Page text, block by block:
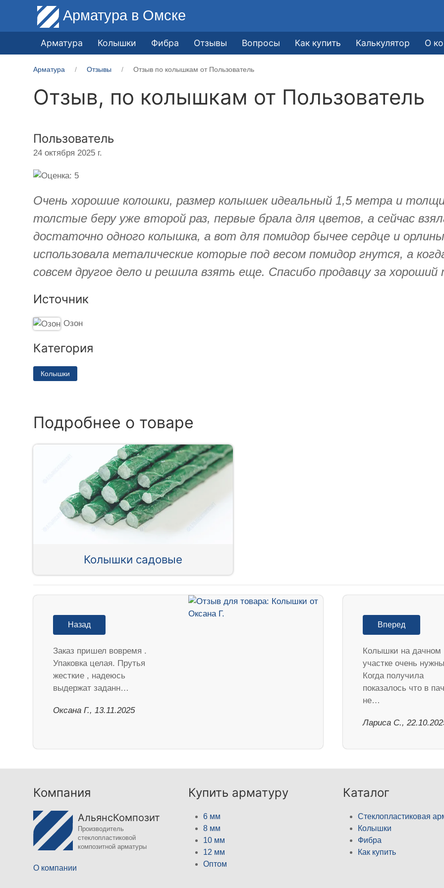
Арматура в Омске
Арматура Колышки Фибра Отзывы Вопросы Как купить Калькулятор О
Арматура Отзывы Отзыв по колышкам от Пользователь
Отзыв, по колышкам от Пользователь
Пользователь
24 октября 2025 г.
Очень хорошие колошки, размер колышек идеальный 1,5 метра и
толстые беру уже второй раз, первые брала для цветов, а сейчас
достаточно одного колышка, а вот для помидор бычее сердце и
использовала металические которые под весом помидор гнутся, а
совсем другое дело и решила взять еще. Спасибо продавцу за хороший
Источник
Озон
Категория
Колышки
Подробнее о товаре
Колышки садовые
Назад
Заказ пришел вовремя .
Упаковка целая. Прутья
жесткие , надеюсь
выдержат заданн…
Оксана Г., 13.11.2025
Вперед
Колышки на дачном
участке очень
Когда получила
показалось что в
не…
Лариса С.,
Компания
АльянсКомпозит
Производитель
стеклопластиковой
композитной арматуры
О компании
Купить арматуру
6 мм
8 мм
10 мм
12 мм
Оптом
Каталог
Стеклопластиковая
Колышки
Фибра
Как купить